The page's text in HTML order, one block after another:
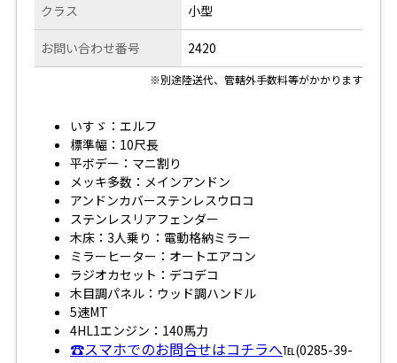
クラス
お問い合わせ番号
小型
2420
※別途陸送代、管轄外手数料等がかかります
いすゞ：エルフ
標準幅：10尺長
平ボデー：マニ割り
メッキ多数：メインアンドン
アンドンカバーステンレスウロコ
ステンレスリアフェンダー
木床：3人乗り：電動格納ミラー
ミラーヒーター：オートエアコン
ラジオカセット：デコデコ
木目調パネル：ウッド調ハンドル
5速MT
4HL1エンジン：140馬力
☎スマホでのお問合せはコチラへ℡(0285-39-